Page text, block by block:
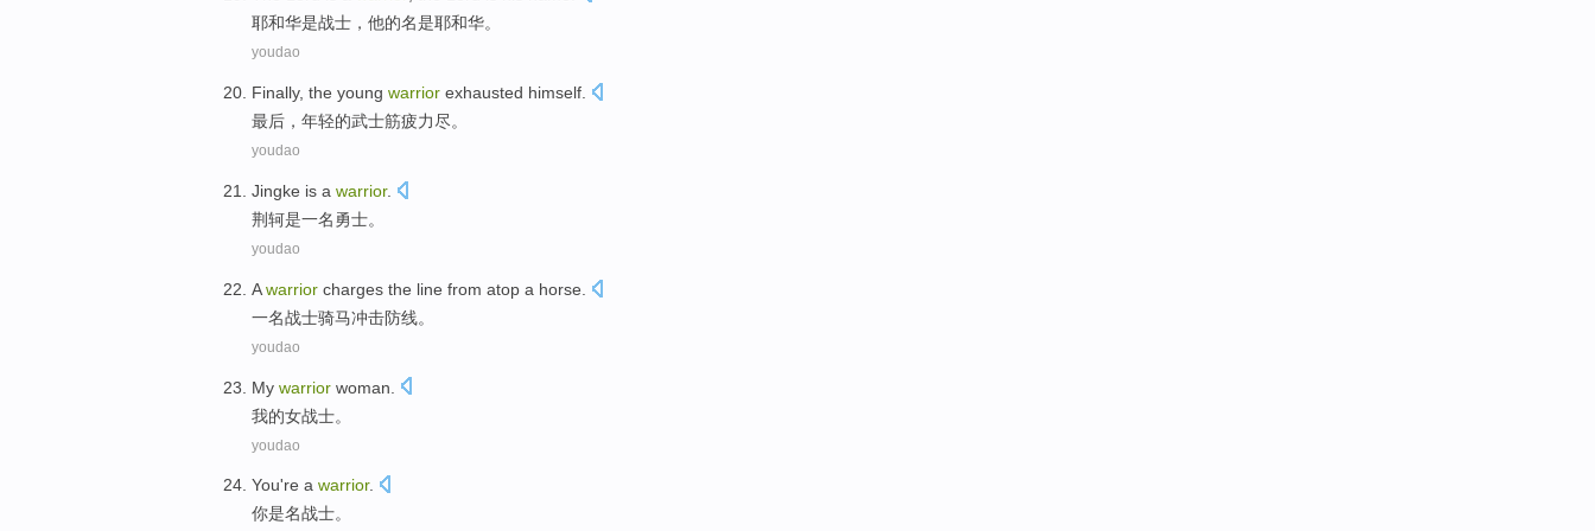
耶和华是战士 ， 他的名是耶和华。
youdao
Finally, the young warrior exhausted himself
最后 ， 年轻的武士筋疲力尽。
youdao
Jingke is a warrior.
荆轲是一名勇士。
youdao
A warrior charges the line from atop a horse.
一名战士骑马冲击防线。
youdao
My warrior woman.
我的女战士。
youdao
You're a warrior.
你是名战士。